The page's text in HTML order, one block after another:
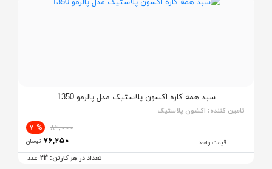
سبد همه کاره اکسون پلاستیک مدل پالرمو 1350
تامین کننده: اکسُون پلاستیک
قیمت واحد
82,000
% 7
76,250 تومان
تعداد در هر کارتن: 24 عدد